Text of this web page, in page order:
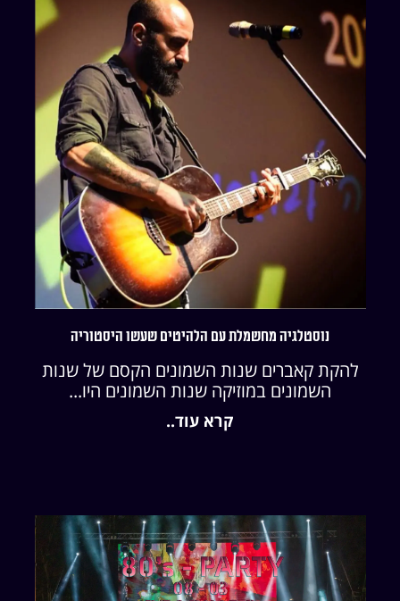
נוסטלגיה מחשמלת עם הלהיטים שעשו היסטוריה
להקת קאברים שנות השמונים הקסם של שנות
השמונים במוזיקה שנות השמונים היו...
קרא עוד..